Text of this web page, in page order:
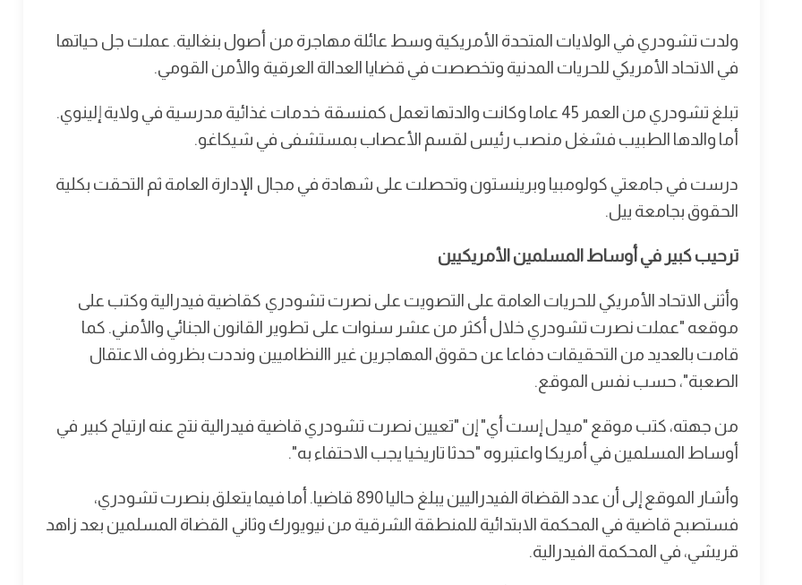
ولدت تشودري في الولايات المتحدة الأمريكية وسط عائلة مهاجرة من أصول بنغالية. عملت جل حياتها
في الاتحاد الأمريكي للحريات المدنية وتخصصت في قضايا العدالة العرقية والأمن القومي.
تبلغ تشودري من العمر 45 عاما وكانت والدتها تعمل كمنسقة خدمات غذائية مدرسية في ولاية إلينوي.
أما والدها الطبيب فشغل منصب رئيس لقسم الأعصاب بمستشفى في شيكاغو.
درست في جامعتي كولومبيا وبرينستون وتحصلت على شهادة في مجال الإدارة العامة ثم التحقت بكلية
الحقوق بجامعة ييل.
ترحيب كبير في أوساط المسلمين الأمريكيين
وأثنى الاتحاد الأمريكي للحريات العامة على التصويت على نصرت تشودري كقاضية فيدرالية وكتب على
موقعه "عملت نصرت تشودري خلال أكثر من عشر سنوات على تطوير القانون الجنائي والأمني. كما
قامت بالعديد من التحقيقات دفاعا عن حقوق المهاجرين غير االنظاميين ونددت بظروف الاعتقال
الصعبة"، حسب نفس الموقع.
من جهته، كتب موقع "ميدل إست أي" إن "تعيين نصرت تشودري قاضية فيدرالية نتج عنه ارتياح كبير في
أوساط المسلمين في أمريكا واعتبروه "حدثا تاريخيا يجب الاحتفاء به".
وأشار الموقع إلى أن عدد القضاة الفيدراليين يبلغ حاليا 890 قاضيا. أما فيما يتعلق بنصرت تشودري،
فستصبح قاضية في المحكمة الابتدائية للمنطقة الشرقية من نيويورك وثاني القضاة المسلمين بعد زاهد
قريشي، في المحكمة الفيدرالية.